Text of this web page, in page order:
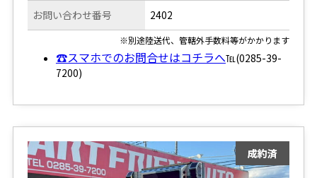
お問い合わせ番号 2402
※別途陸送代、管轄外手数料等がかかります
☎スマホでのお問合せはコチラへ℡(0285-39-
7200)